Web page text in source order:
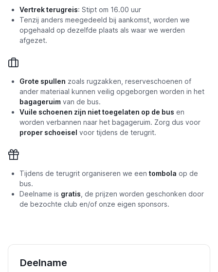
Vertrek terugreis: Stipt om 16.00 uur
Tenzij anders meegedeeld bij aankomst, worden we
opgehaald op dezelfde plaats als waar we werden
afgezet.
Grote spullen zoals rugzakken, reserveschoenen of
ander materiaal kunnen veilig opgeborgen worden in het
bagageruim van de bus.
Vuile schoenen zijn niet toegelaten op de bus en
worden verbannen naar het bagageruim. Zorg dus voor
proper schoeisel voor tijdens de terugrit.
Tijdens de terugrit organiseren we een tombola op de
bus.
Deelname is gratis , de prijzen worden geschonken door
de bezochte club en/of onze eigen sponsors.
Deelname